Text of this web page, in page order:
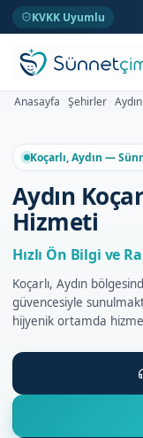
KVKK Uyumlu
Anasayfa Şehirler Aydın
Koçarlı, Aydın —
Aydın
Hizmeti
Hızlı Ön Bilgi ve
Koçarlı, Aydın
güvencesiyle
hijyenik ortamda